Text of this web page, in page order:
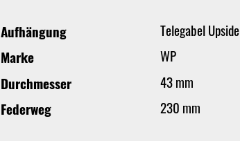
Aufhängung
Telegabel
Marke
WP
Durchmesser
43 mm
Federweg
230 mm